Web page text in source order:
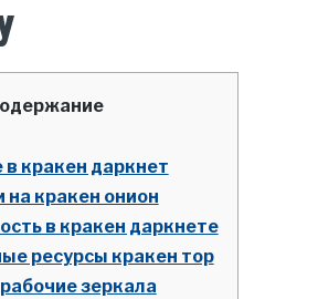
в кракен даркнет
на кракен онион
в кракен даркнете
ресурсы кракен тор
зеркала